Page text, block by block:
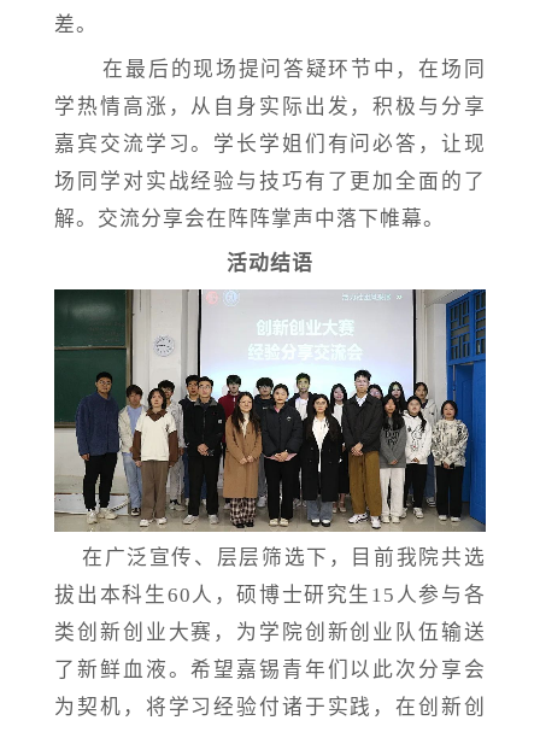
差。
在最后的现场提问答疑环节中，在场同
学热情高涨，从自身实际出发，积极与分享
嘉宾交流学习。学长学姐们有问必答，让现
场同学对实战经验与技巧有了更加全面的了
解。交流分享会在阵阵掌声中落下帷幕。
活动结语
在广泛宣传、层层筛选下，目前我院共选
拔出本科生 60人，硕博士研究生15人参与各
类创新创业大赛，为学院创新创业队伍输送
了新鲜血液。希望嘉锡青年们以此次分享会
为契机，将学习经验付诸于实践，在创新创